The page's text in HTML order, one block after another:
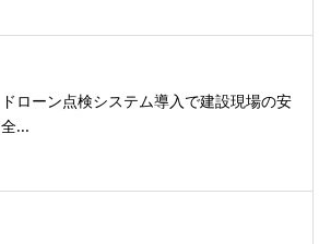
ドローン点検システム導入で建設現場の安
全...